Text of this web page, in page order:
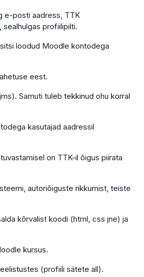
e-posti aadress, TTK
profiilipilti.
loodud Moodle kontodega
eest.
Samuti tuleb tekkinud ohu korral
kasutajad aadressil
on TTK-il õigus piirata
autoriõiguste rikkumist, teiste
kõrvalist koodi (html, css jne) ja
kursus.
(profiili sätete all).